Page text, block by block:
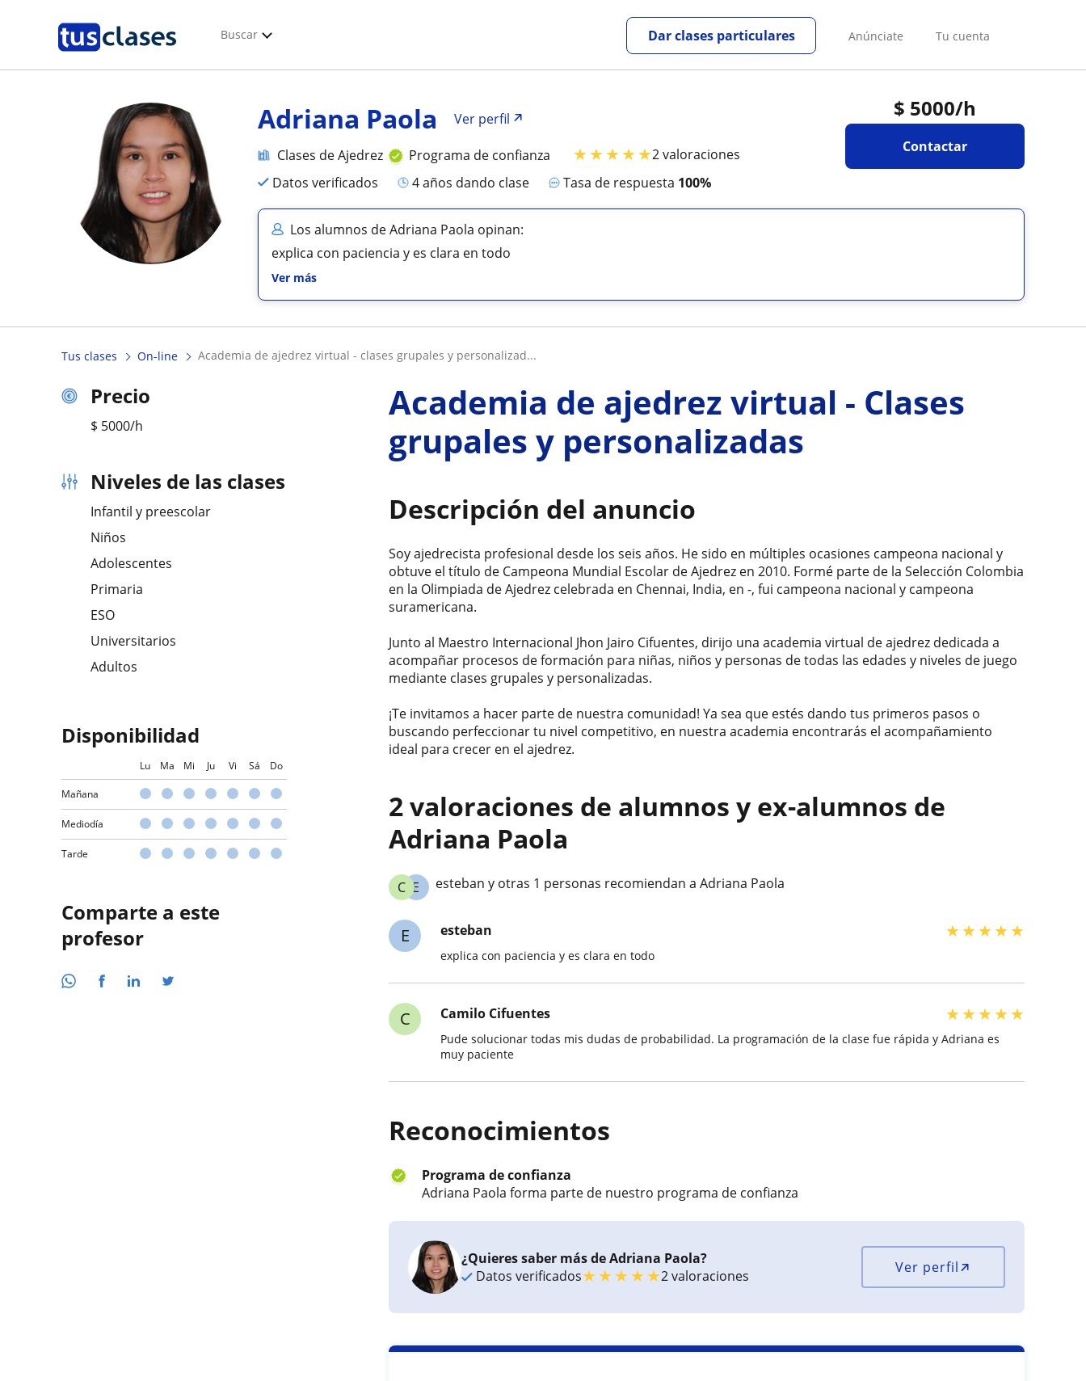
Buscar Anúnciate Tu cuenta
Dar clases particulares
$ 5000/h
Contactar
Adriana Paola Ver perfil
Clases de Ajedrez Programa de confianza ★★★★★2 valoraciones
Datos verificados
4 años dando clase Tasa de respuesta 100%
Los alumnos de Adriana Paola opinan:
explica con paciencia y es clara en todo
Ver más
Tus clases On-line academia de ajedrez virtual - clases grupales y personalizad...
Precio
$ 5000/h
Niveles de las clases
Infantil y preescolar
Niños
Adolescentes
Primaria
ESO
Universitarios
Adultos
Disponibilidad
Lu Ma Mi Ju Vi Sá Do
Mañana
Mediodía
Tarde
Comparte a este
profesor
Academia de ajedrez virtual - Clases
grupales y personalizadas
Descripción del anuncio
Soy ajedrecista profesional desde los seis años. He sido en múltiples ocasiones campeona nacional y
obtuve el título de Campeona Mundial Escolar de Ajedrez en 2010. Formé parte de la Selección Colombia
en la Olimpiada de Ajedrez celebrada en Chennai, India, en -, fui campeona nacional y campeona
suramericana.
Junto al Maestro Internacional Jhon Jairo Cifuentes, dirijo una academia virtual de ajedrez dedicada a
acompañar procesos de formación para niñas, niños y personas de todas las edades y niveles de juego
mediante clases grupales y personalizadas.
¡Te invitamos a hacer parte de nuestra comunidad! Ya sea que estés dando tus primeros pasos o
buscando perfeccionar tu nivel competitivo, en nuestra academia encontrarás el acompañamiento
ideal para crecer en el ajedrez.
2 valoraciones de alumnos y ex-alumnos de
Adriana Paola
E
C esteban y otras 1 personas recomiendan a Adriana Paola
E esteban ★★★★★
explica con paciencia y es clara en todo
C Camilo Cifuentes ★★★★★
Pude solucionar todas mis dudas de probabilidad. La programación de la clase fue rápida y Adriana es
muy paciente
Reconocimientos
Programa de confianza
Adriana Paola forma parte de nuestro programa de confianza
¿Quieres saber más de Adriana Paola?
Datos verificados★★★★★2 valoraciones Ver perfil